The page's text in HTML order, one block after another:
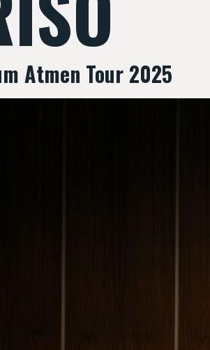
Atmen Tour 2025